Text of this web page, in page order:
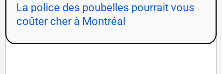
La police des poubelles pourrait vous
coûter cher à Montréal